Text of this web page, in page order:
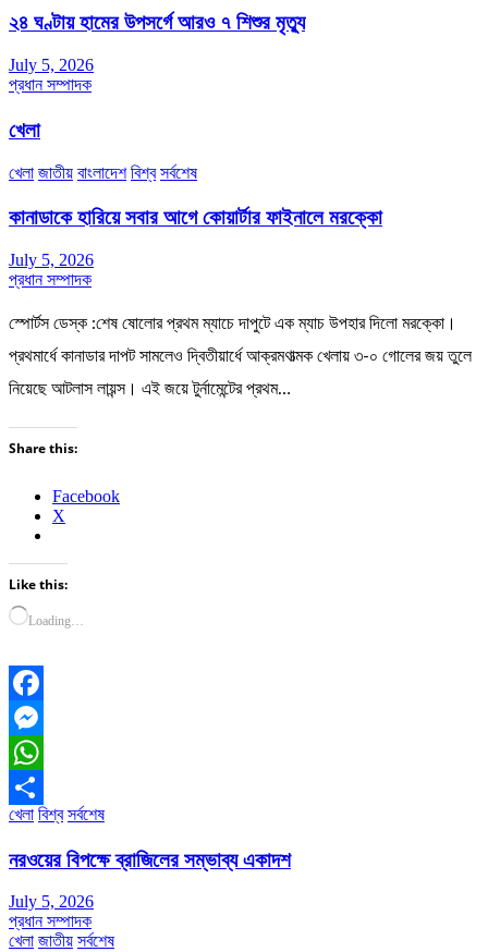
২৪ ঘণ্টায় হামের উপসর্গে আরও ৭ শিশুর মৃত্যু
July 5, 2026
প্রধান সম্পাদক
খেলা
খেলা জাতীয় বাংলাদেশ বিশ্ব সর্বশেষ
কানাডাকে হারিয়ে সবার আগে কোয়ার্টার ফাইনালে মরক্কো
July 5, 2026
প্রধান সম্পাদক
স্পোর্টস ডেস্ক :শেষ ষোলোর প্রথম ম্যাচে দাপুটে এক ম্যাচ উপহার দিলো মরক্কো।
প্রথমার্ধে কানাডার দাপট সামলেও দ্বিতীয়ার্ধে আক্রমণাত্মক খেলায় ৩-০ গোলের জয় তুলে
নিয়েছে আটলাস লায়ন্স। এই জয়ে টুর্নামেন্টের প্রথম…
Share this:
Facebook
X
Like this:
Loading…
Facebook
Messenger
WhatsApp
Share
খেলা বিশ্ব সর্বশেষ
নরওয়ের বিপক্ষে ব্রাজিলের সম্ভাব্য একাদশ
July 5, 2026
প্রধান সম্পাদক
খেলা জাতীয় সর্বশেষ